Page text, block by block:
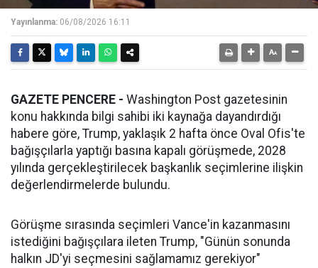
Yayınlanma: 06/08/2026 16:11
GAZETE PENCERE - Washington Post gazetesinin
konu hakkında bilgi sahibi iki kaynağa dayandırdığı
habere göre, Trump, yaklaşık 2 hafta önce Oval Ofis'te
bağışçılarla yaptığı basına kapalı görüşmede, 2028
yılında gerçekleştirilecek başkanlık seçimlerine ilişkin
değerlendirmelerde bulundu.
Görüşme sırasında seçimleri Vance'in kazanmasını
istediğini bağışçılara ileten Trump, "Günün sonunda
halkın JD'yi seçmesini sağlamamız gerekiyor"